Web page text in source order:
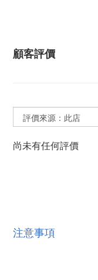
顧客評價
尚未有任何評價
注意事項